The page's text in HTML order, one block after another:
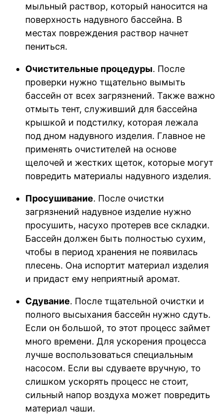
мыльный раствор, который наносится на
поверхность надувного бассейна. В
местах повреждения раствор начнет
пениться.
Очистительные процедуры. После
проверки нужно тщательно вымыть
бассейн от всех загрязнений. Также важно
отмыть тент, служивший для бассейна
крышкой и подстилку, которая лежала
под дном надувного изделия. Главное не
применять очистителей на основе
щелочей и жестких щеток, которые могут
повредить материалы надувного изделия.
Просушивание. После очистки
загрязнений надувное изделие нужно
просушить, насухо протерев все складки.
Бассейн должен быть полностью сухим,
чтобы в период хранения не появилась
плесень. Она испортит материал изделия
и придаст ему неприятный аромат.
Сдувание. После тщательной очистки и
полного высыхания бассейн нужно сдуть.
Если он большой, то этот процесс займет
много времени. Для ускорения процесса
лучше воспользоваться специальным
насосом. Если вы сдуваете вручную, то
слишком ускорять процесс не стоит,
сильный напор воздуха может повредить
материал чаши.